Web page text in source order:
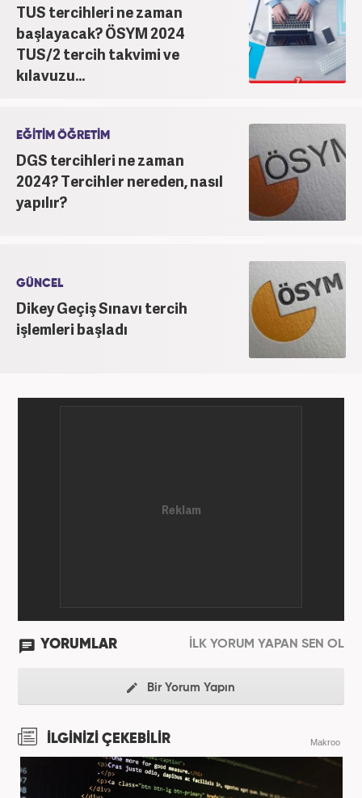
TUS tercihleri ne zaman
başlayacak? ÖSYM 2024
TUS/2 tercih takvimi ve
kılavuzu...
EĞİTİM ÖĞRETİM
DGS tercihleri ne zaman
2024? Tercihler nereden, nasıl
yapılır?
GÜNCEL
Dikey Geçiş Sınavı tercih
işlemleri başladı
YORUMLAR İLK YORUM YAPAN SEN OL
Bir Yorum Yapın
İLGİNİZİ ÇEKEBİLİR Makroo